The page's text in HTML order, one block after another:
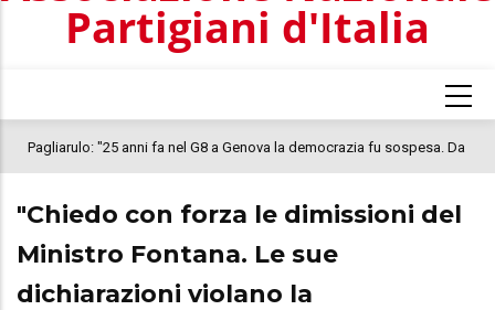
Partigiani d'Italia
Pagliarulo: "25 anni fa nel G8 a Genova la democrazia fu sospesa. Da
colloca la morte di Abderrahim Fakir"
"Chiedo con forza le dimissioni del
Ministro Fontana. Le sue
dichiarazioni violano la